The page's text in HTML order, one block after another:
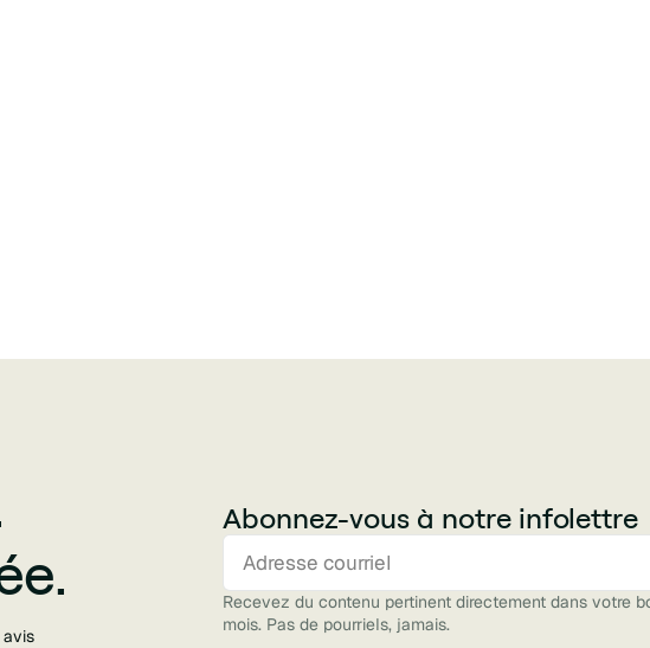
avis
Abonnez-vous à notre infolettre
Recevez du contenu pertinent directement dans votre
mois. Pas de pourriels, jamais.